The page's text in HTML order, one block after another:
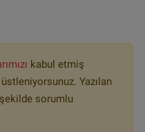
kabul etmiş
Yazılan
sorumlu